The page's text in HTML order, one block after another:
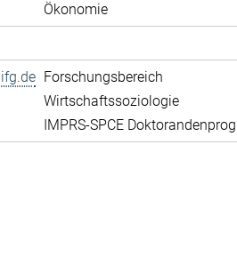
Ökonomie
Forschungsbereich
Wirtschaftssoziologie
IMPRS-SPCE